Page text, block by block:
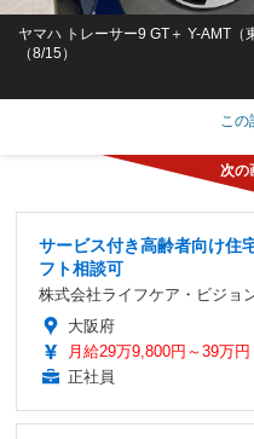
ヤマハ トレーサー9 GT＋ Y-AMT（
（8/15）
こ
サービス付き高齢者向け住
フト相談可
株式会社ライフケア・ビジョ
大阪府
月給29万9,800円～39万円
正社員